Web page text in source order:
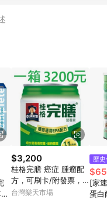
起適用] -內接硬
心商店之商品：商
福利金/紅利折抵/折
不具回饋資格： 如
最終消費使用者，
$3,200
桂格完膳 癌症 腫瘤配
方，可刷卡/附發票，
類似倍速/倍力素
台灣樂天市場
歷
[家
蛋白